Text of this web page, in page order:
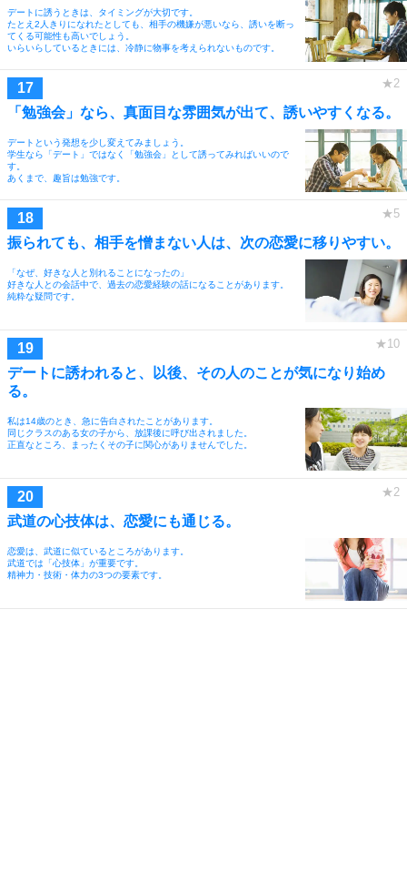
デートに誘うときは、タイミングが大切です。
たとえ2人きりになれたとしても、相手の機嫌が悪いなら、誘いを断っ
てくる可能性も高いでしょう。
いらいらしているときには、冷静に物事を考えられないものです。
「勉強会」なら、真面目な雰囲気が出て、誘いやすくなる。
デートという発想を少し変えてみましょう。
学生なら「デート」ではなく「勉強会」として誘ってみればいいので
す。
あくまで、趣旨は勉強です。
振られても、相手を憎まない人は、次の恋愛に移りやすい。
「なぜ、好きな人と別れることになったの」
好きな人との会話中で、過去の恋愛経験の話になることがあります。
純粋な疑問です。
デートに誘われると、以後、その人のことが気になり始め
る。
私は14歳のとき、急に告白されたことがあります。
同じクラスのある女の子から、放課後に呼び出されました。
正直なところ、まったくその子に関心がありませんでした。
武道の心技体は、恋愛にも通じる。
恋愛は、武道に似ているところがあります。
武道では「心技体」が重要です。
精神力・技術・体力の3つの要素です。